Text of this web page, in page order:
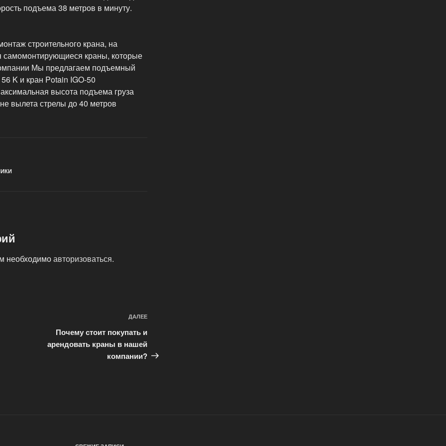
подъема 38 метров в минуту.
строительного крана, на
самомонтирующиеся краны, которые
Мы предлагаем подъемный
K и кран Potain IGO-50
высота подъема груза
вылета стрелы до 40 метров
необходимоавторизоваться.
ДАЛЕЕ
Почему стоит покупать и
арендовать краны в нашей
компании?